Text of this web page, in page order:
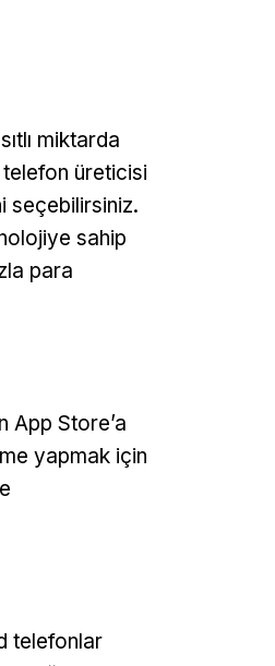
miktarda
üreticisi
seçebilirsiniz.
sahip
para
App Store’a
yapmak için
telefonlar